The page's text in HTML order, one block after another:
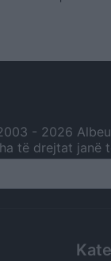
- 2026
të drejtat janë